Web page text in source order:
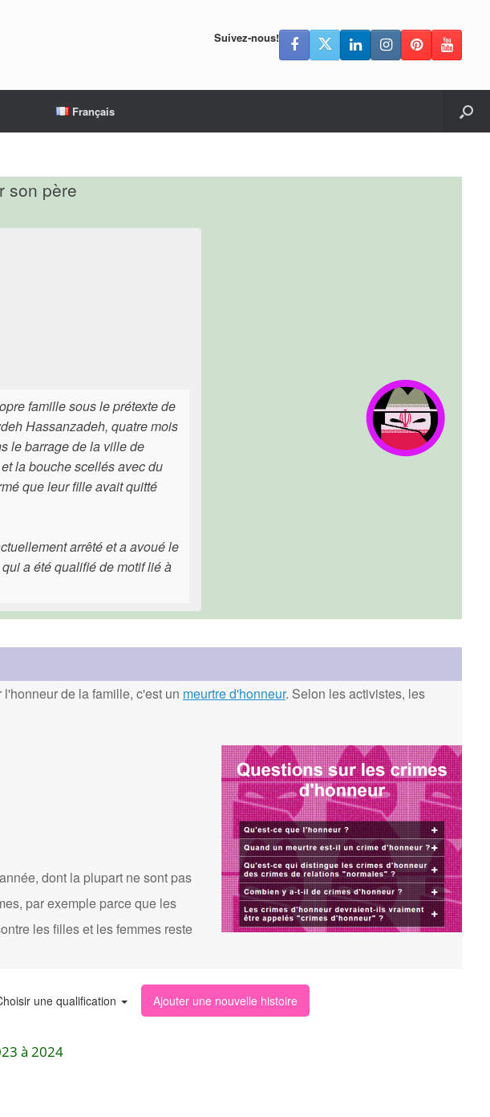
Suivez-nous!
Français
son père
famille sous le prétexte de
Hassanzadeh, quatre mois
le barrage de la ville de
la bouche scellés avec du
que leur fille avait quitté
arrêté et a avoué le
a été qualifié de motif lié à
de la famille, c'est un meurtre d'honneur. Selon les activistes, les
dont la plupart ne sont pas
par exemple parce que les
les filles et les femmes reste